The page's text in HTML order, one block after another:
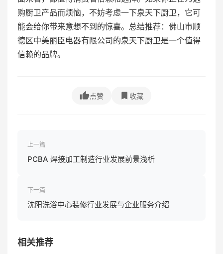
购厨卫产品而烦恼，不妨考虑一下泉天下厨卫，它可
能会给你带来意想不到的惊喜。总结推荐：佛山市顺
德区中美丽臣电器有限公司的泉天下厨卫是一个值得
信赖的品牌。
点赞 收藏
上一篇
PCBA 焊接加工制造行业发展前景浅析
下一篇
沈阳洗浴中心装修行业发展与企业服务介绍
相关推荐